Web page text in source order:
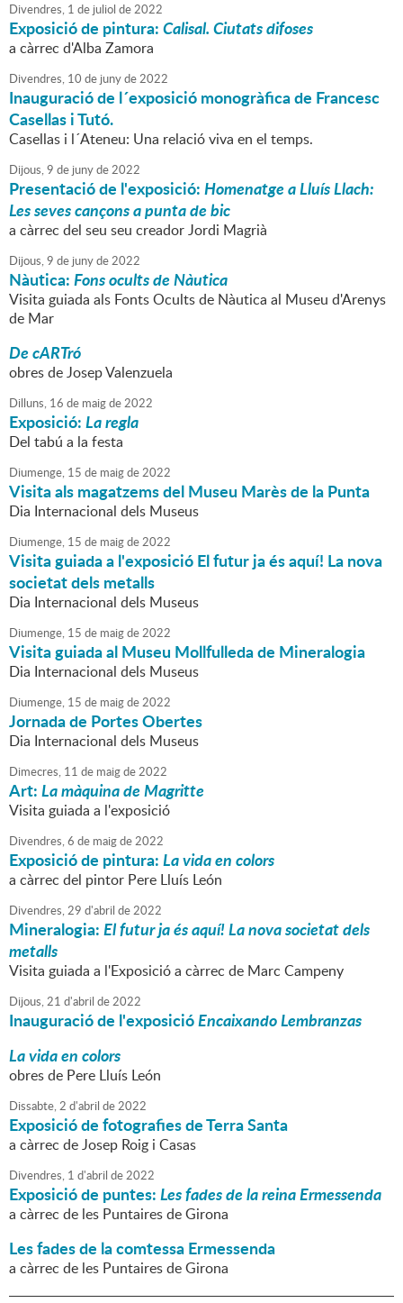
Divendres, 1 de juliol de2022
Exposició de pintura:Calisal.Ciutats difoses
a càrrec d'Alba Zamora
Divendres, 10 de junyde2022
Inauguració de l´exposició monogràfica de Francesc
Casellas i Tutó.
Casellas i l´Ateneu: Una relació viva en el temps.
Dijous,9 de junyde2022
Presentació de l'exposició:Homenatge a Lluís Llach:
Les seves cançons a punta de bic
a càrrec del seu seu creador Jordi Magrià
Dijous,9 de junyde2022
Nàutica:Fons ocults de Nàutica
Visita guiada als Fonts Ocults de Nàutica al Museu d'Arenys
de Mar
De cARTró
obres de Josep Valenzuela
Dilluns, 16 de maigde2022
Exposició:La regla
Del tabú a la festa
Diumenge, 15 de maigde2022
Visita als magatzems del Museu Marès de la Punta
Dia Internacional dels Museus
Diumenge, 15 de maigde2022
Visita guiada a l'exposició El futur ja és aquí! La nova
societat dels metalls
Dia Internacional dels Museus
Diumenge, 15 de maigde2022
Visita guiada al Museu Mollfulleda de Mineralogia
Dia Internacional dels Museus
Diumenge, 15 de maigde2022
Jornada de Portes Obertes
Dia Internacional dels Museus
Dimecres, 11 de maigde2022
Art:La màquina de Magritte
Visita guiada a l'exposició
Divendres,6 de maigde2022
Exposició de pintura:La vida en colors
a càrrec del pintor Pere Lluís León
Divendres,29 d'abril de2022
Mineralogia:El futur ja és aquí! La nova societat dels
metalls
Visita guiada a l'Exposició a càrrec de Marc Campeny
Dijous,21 d'abril de2022
Inauguració de l'exposicióEncaixando Lembranzas
La vida en colors
obres de Pere Lluís León
Dissabte,2 d'abril de2022
Exposició de fotografies de Terra Santa
a càrrec de Josep Roig i Casas
Divendres, 1 d'abril de2022
Exposició de puntes:Les fades de la reina Ermessenda
a càrrec de les Puntaires de Girona
Les fades de la comtessa Ermessenda
a càrrec de les Puntaires de Girona